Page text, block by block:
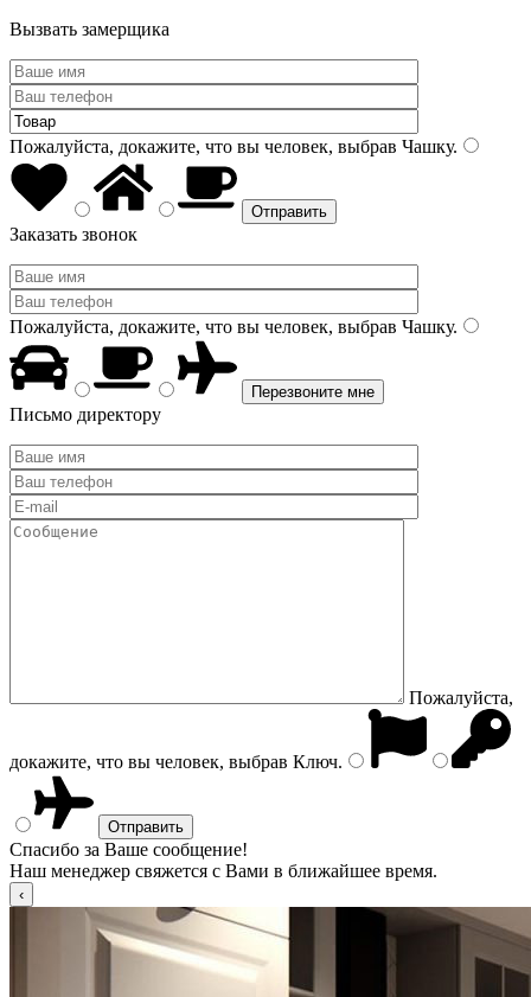
Вызвать замерщика
Пожалуйста, докажите, что вы человек, выбрав Чашку.
Заказать звонок
Пожалуйста, докажите, что вы человек, выбрав Чашку.
Письмо директору
Пожалуйста,
докажите, что вы человек, выбрав Ключ.
Спасибо за Ваше сообщение!
Наш менеджер свяжется с Вами в ближайшее время.